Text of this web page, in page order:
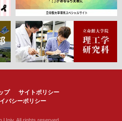
プ
サイトポリシー
バシーポリシー